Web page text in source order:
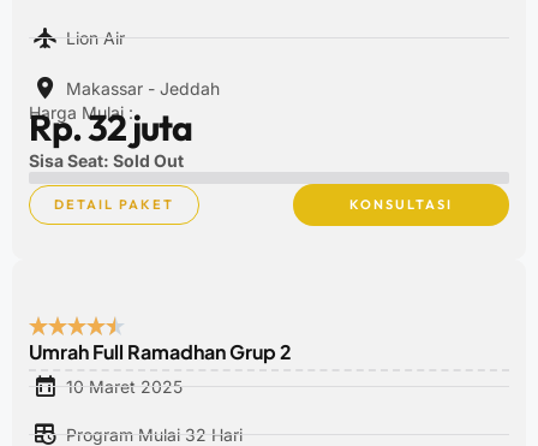
Lion Air
Makassar - Jeddah
Harga Mulai :
Rp. 32 juta
Sisa Seat: Sold Out
DETAIL PAKET KONSULTASI
Umrah Full Ramadhan Grup 2
10 Maret 2025
Program Mulai 32 Hari